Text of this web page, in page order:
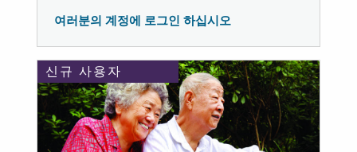
여러분의 계정에 로그인 하십시오
신규 사용자